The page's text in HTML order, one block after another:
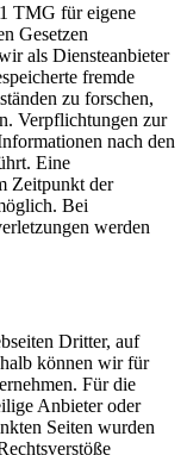
TMG für eigene
Gesetzen
als Diensteanbieter
fremde
zu forschen,
Verpflichtungen zur
nach den
Eine
Zeitpunkt der
Bei
werden
Dritter, auf
können wir für
Für die
Anbieter oder
Seiten wurden